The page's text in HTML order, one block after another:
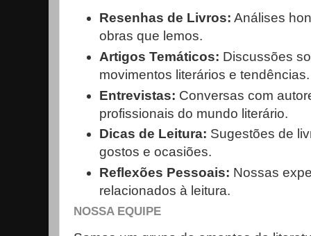
Resenhas de Livros: Análises
obras que lemos.
Artigos Temáticos: Discussões
movimentos literários e tendências.
Entrevistas: Conversas com
profissionais do mundo literário.
Dicas de Leitura: Sugestões de
gostos e ocasiões.
Reflexões Pessoais: Nossas
relacionados à leitura.
NOSSA EQUIPE